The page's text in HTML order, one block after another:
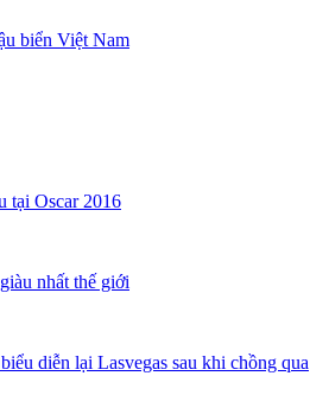
biển Việt Nam
tại Oscar 2016
nhất thế giới
diễn lại Lasvegas sau khi chồng qua